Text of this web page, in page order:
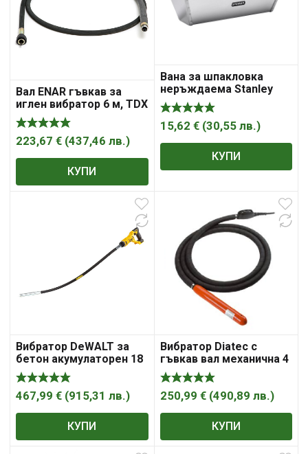
Вал ENAR гъвкав за
иглен вибратор 6 м, TDX
6M
223,67 € (437,46 лв.)
КУПИ
Вана за шпакловка
неръждаема Stanley
305mm
15,62 € (30,55 лв.)
КУПИ
Вибратор DeWALT за
бетон акумулаторен 18
V, ф 28.6 мм, 15 000
вибр./мин, DCE531N
467,99 € (915,31 лв.)
КУПИ
Вибратор Diatec с
гъвкав вал механична 4
м, ф 37 мм, TR 37
250,99 € (490,89 лв.)
КУПИ